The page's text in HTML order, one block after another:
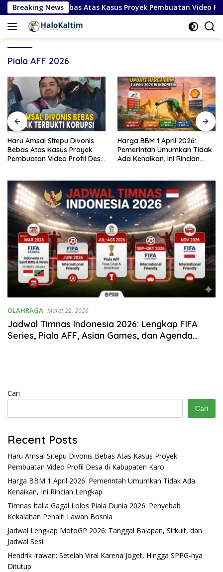
Langsung
ke
konten
Breaking News
Divonis Bebas Atas Kasus Proyek Pembuatan Video
Piala AFF 2026
Haru Amsal Sitepu Divonis
Bebas Atas Kasus Proyek
Pembuatan Video Profil Desa
Harga BBM 1 April 2026:
Pemerintah Umumkan Tidak
Ada Kenaikan, Ini Rincian
OLAHRAGA Maret 22, 2026
Jadwal Timnas Indonesia 2026: Lengkap FIFA
Series, Piala AFF, Asian Games, dan Agenda
Cari
Cari
Recent Posts
Haru Amsal Sitepu Divonis Bebas Atas Kasus Proyek
Pembuatan Video Profil Desa di Kabupaten Karo
Harga BBM 1 April 2026: Pemerintah Umumkan Tidak Ada
Kenaikan, Ini Rincian Lengkap
Timnas Italia Gagal Lolos Piala Dunia 2026: Penyebab
Kekalahan Penalti Lawan Bosnia
Jadwal Lengkap MotoGP 2026: Tanggal Balapan, Sirkuit, dan
Jadwal Sesi
Hendrik Irawan: Setelah Viral Karena Joget, Hingga SPPG-nya
Ditutup